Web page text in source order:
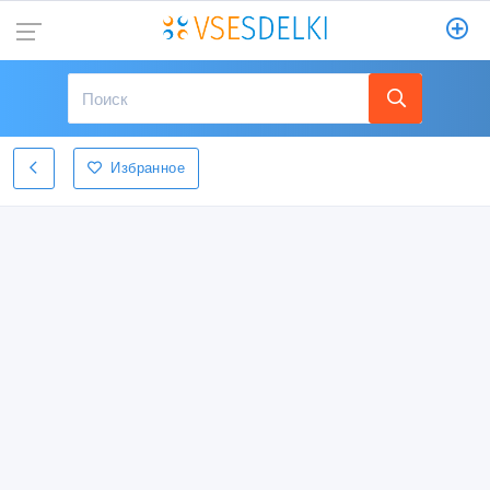
Избранное